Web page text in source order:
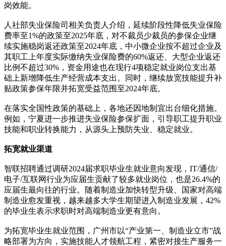
岗效能。
人社部失业保险司相关负责人介绍，延续阶段性降低失业保险
费率至1%的政策至2025年底，对不裁员少裁员的参保企业继
续实施稳岗返还政策至2024年底，中小微企业按不超过企业及
其职工上年度实际缴纳失业保险费的60%返还、大型企业返还
比例不超过30%，资金用途也在现行4项稳定就业岗位支出基
础上新增降低生产经营成本支出。同时，继续放宽技能提升补
贴政策参保年限并拓宽受益范围至2024年底。
在落实全国性政策的基础上，各地还因地制宜出台细化措施。
例如，宁夏进一步推进失业保险参保扩面，引导职工提升职业
技能和职业转换能力，从源头上预防失业、稳定就业。
拓宽就业渠道
智联招聘通过调研2024届求职毕业生就业意向发现，IT/通信/
电子/互联网行业为应届生贡献了较多就业岗位，也是26.4%的
应届生最向往的行业。随着制造业加快转型升级、国家对高端
制造业愈发重视，越来越多大学生期望进入制造业发展，42%
的毕业生表示求职时对高端制造业更有意向。
为拓宽毕业生就业范围，广州市以“产业第一、制造业立市”战
略部署为方向，实施技能人才领航工程，紧密对接生产服务一